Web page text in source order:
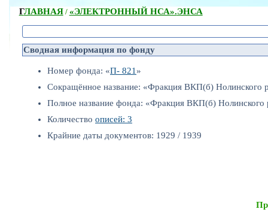
ГЛАВНАЯ/ «ЭЛЕКТРОННЫЙ НСА».ЭНСА
Сводная информация по фонду
Номер фонда: «П- 821»
Сокращённое название: «Фракция ВКП(б) Нолинского
Полное название фонда: «Фракция ВКП(б) Нолинского
Количество описей: 3
Крайние даты документов: 1929 / 1939